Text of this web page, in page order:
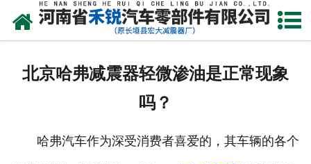
网站首页
北京哈弗减震器轻微渗油是正常现象
吗？
哈弗汽车作为深受消费者喜爱的，其车辆的各个